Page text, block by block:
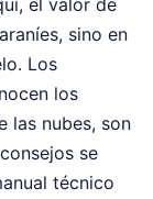
sino en
Los
los
las nubes, son
se
técnico